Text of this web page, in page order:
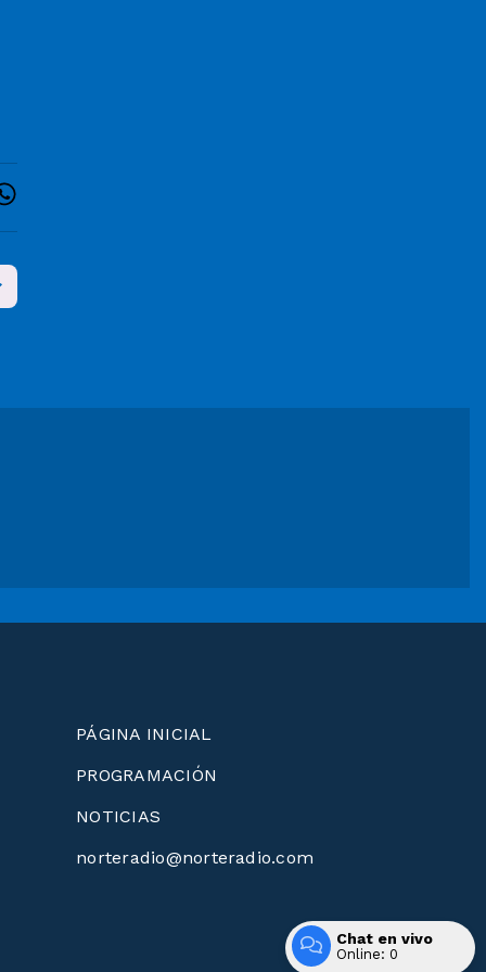
PÁGINA INICIAL
PROGRAMACIÓN
NOTICIAS
norteradio@norteradio.com
Desarrollado por
Chat en vivo
Online: 0